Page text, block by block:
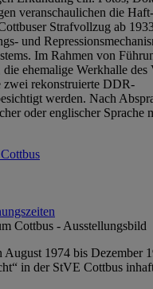
veranschaulichen die
Strafvollzug ab
und
Im Rahmen von
ehemalige Werkhalle des
zwei rekonstruierte DDR-
werden. Nach
oder englischer Sprache
1974 bis Dezember
in der StVE Cottbus